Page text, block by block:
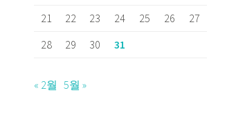
21
22 23 24 25 26
27
28
29 30 31
« 2월 5월 »